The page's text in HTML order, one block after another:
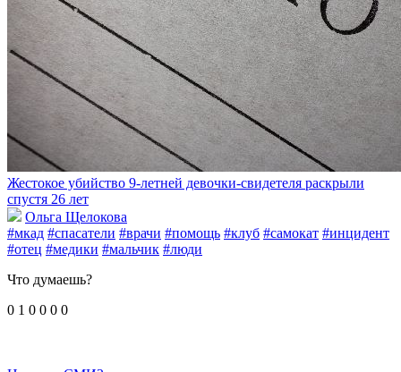
Жестокое убийство 9-летней девочки-свидетеля раскрыли
спустя 26 лет
Ольга Щелокова
#мкад #спасатели #врачи #помощь #клуб #самокат #инцидент
#отец #медики #мальчик #люди
Что думаешь?
0 1 0 0 0 0